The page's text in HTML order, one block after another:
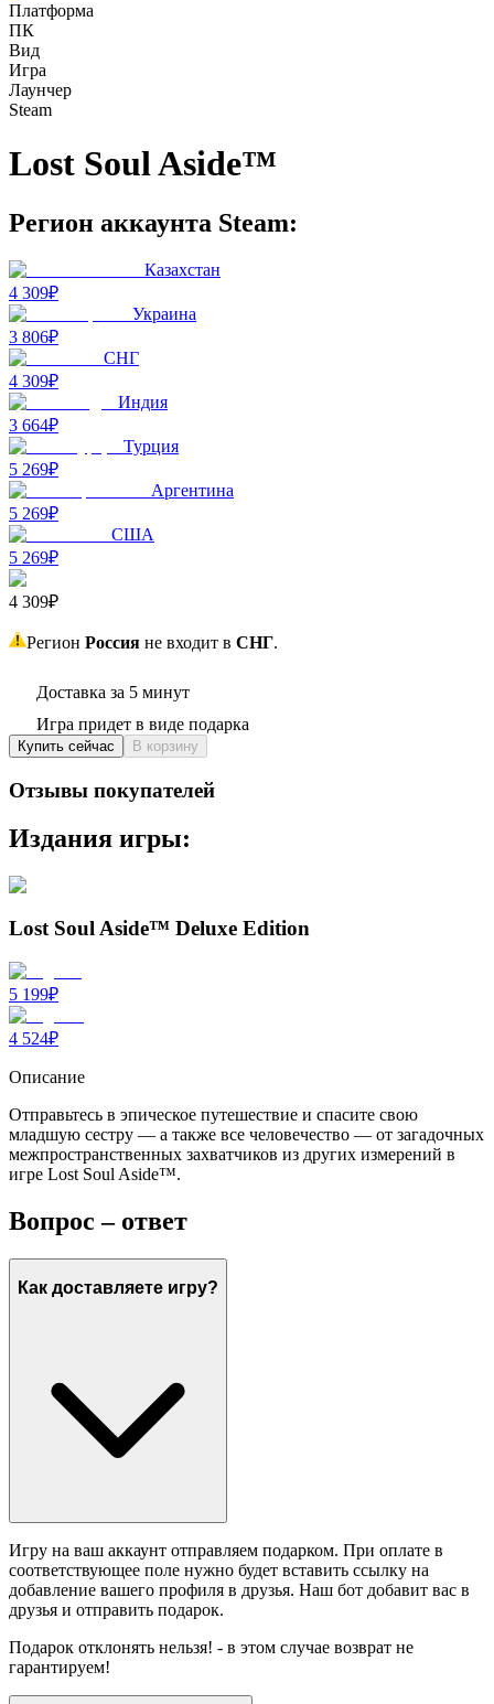
Платформа
ПК
Вид
Игра
Лаунчер
Steam
Lost Soul Aside™
Регион аккаунта Steam:
Казахстан
4 309₽
Украина
3 806₽
СНГ
4 309₽
Индия
3 664₽
Турция
5 269₽
Аргентина
5 269₽
США
5 269₽
4 309₽
Регион Россия не входит в СНГ.
Доставка за 5 минут
Игра придет в виде подарка
Купить сейчас В корзину
Отзывы покупателей
Издания игры:
Lost Soul Aside™ Deluxe Edition
5 199₽
4 524₽
Описание
Отправьтесь в эпическое путешествие и спасите свою
младшую сестру — а также все человечество — от загадочных
межпространственных захватчиков из других измерений в
игре Lost Soul Aside™.
Вопрос – ответ
Как доставляете игру?
Игру на ваш аккаунт отправляем подарком. При оплате в
соответствующее поле нужно будет вставить ссылку на
добавление вашего профиля в друзья. Наш бот добавит вас в
друзья и отправить подарок.
Подарок отклонять нельзя! - в этом случае возврат не
гарантируем!